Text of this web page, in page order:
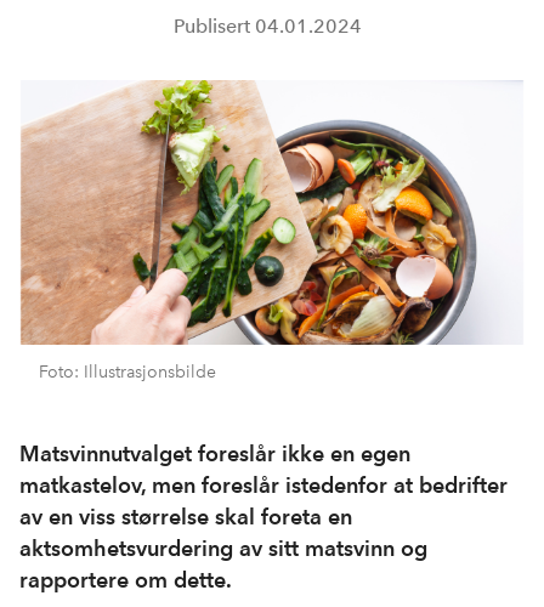
Publisert 04.01.2024
Foto: Illustrasjonsbilde
Matsvinnutvalget foreslår ikke en egen
matkastelov, men foreslår istedenfor at bedrifter
av en viss størrelse skal foreta en
aktsomhetsvurdering av sitt matsvinn og
rapportere om dette.